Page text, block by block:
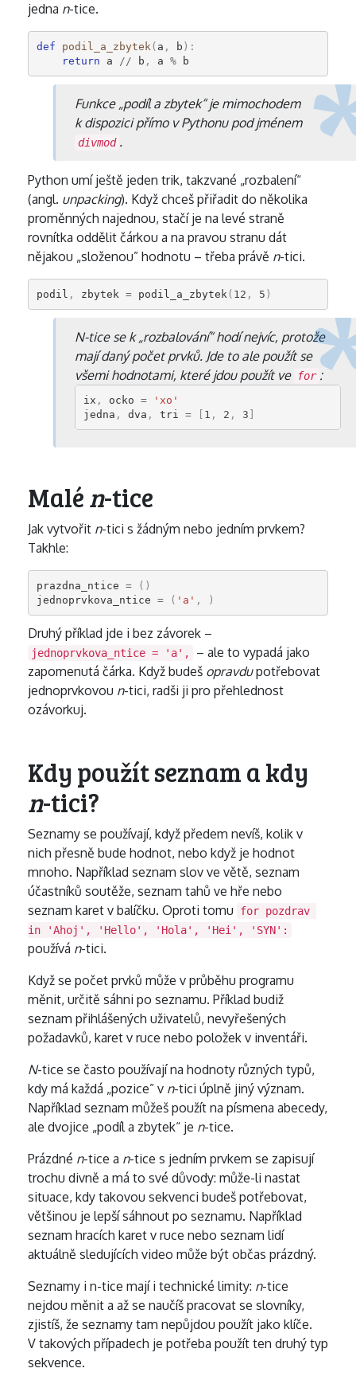
jedna n-tice.
def podil_a_zbytek ( a , b ):
return
a // b , a % b
Funkce „podíl a zbytek“ je mimochodem
k dispozici přímo v Pythonu pod jménem
divmod .
Python umí ještě jeden trik, takzvané „rozbalení“
(angl. unpacking). Když chceš přiřadit do několika
proměnných najednou, stačí je na levé straně
rovnítka oddělit čárkou a na pravou stranu dát
nějakou „složenou” hodnotu – třeba právě n-tici.
podil , zbytek = podil_a_zbytek ( 12 , 5 )
N-tice se k „rozbalování“ hodí nejvíc, protože
mají daný počet prvků. Jde to ale použít se
všemi hodnotami, které jdou použít ve for :
ix , ocko =
'xo'
jedna , dva , tri = [ 1 , 2 , 3 ]
Malén-tice
Jak vytvořit n-tici s žádným nebo jedním prvkem?
Takhle:
prazdna_ntice =
()
jednoprvkova_ntice = ( 'a' , )
Druhý příklad jde i bez závorek –
jednoprvkova_ntice = 'a',
– ale to vypadá jako
zapomenutá čárka. Když budeš opravdupotřebovat
jednoprvkovou n-tici, radši ji pro přehlednost
ozávorkuj.
Kdy použít seznam a kdy
n-tici?
Seznamy se používají, když předem nevíš, kolik v
nich přesně bude hodnot, nebo když je hodnot
mnoho. Například seznam slov ve větě, seznam
účastníků soutěže, seznam tahů ve hře nebo
seznam karet v balíčku. Oproti tomu
for pozdrav
in 'Ahoj', 'Hello', 'Hola', 'Hei', 'SYN':
používá n-tici.
Když se počet prvků může v průběhu programu
měnit, určitě sáhni po seznamu. Příklad budiž
seznam přihlášených uživatelů, nevyřešených
požadavků, karet v ruce nebo položek v inventáři.
N-tice se často používají na hodnoty různých typů,
kdy má každá „pozice” v n-tici úplně jiný význam.
Například seznam můžeš použít na písmena abecedy,
ale dvojice „podíl a zbytek“ je n-tice.
Prázdné n-tice a n-tice s jedním prvkem se zapisují
trochu divně a má to své důvody: může-li nastat
situace, kdy takovou sekvenci budeš potřebovat,
většinou je lepší sáhnout po seznamu. Například
seznam hracích karet v ruce nebo seznam lidí
aktuálně sledujících video může být občas prázdný.
Seznamy i n-tice mají i technické limity: n-tice
nejdou měnit a až se naučíš pracovat se slovníky,
zjistíš, že seznamy tam nepůjdou použít jako klíče.
V takových případech je potřeba použít ten druhý typ
sekvence.